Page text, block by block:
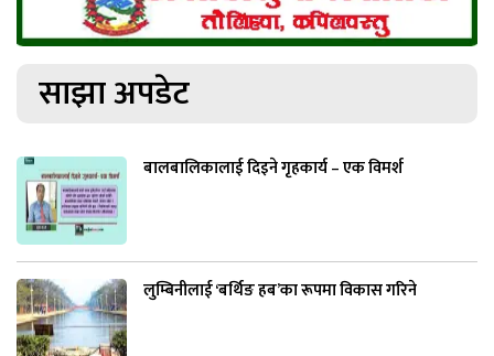
साझा अपडेट
बालबालिकालाई दिइने गृहकार्य – एक विमर्श
लुम्बिनीलाई ‘बर्थिङ हब’का रूपमा विकास गरिने